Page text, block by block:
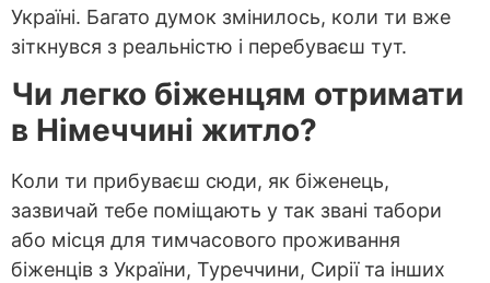
Україні. Багато думок змінилось, коли ти вже
зіткнувся з реальністю і перебуваєш тут.
Чи легко біженцям отримати
в Німеччині житло?
Коли ти прибуваєш сюди, як біженець,
зазвичай тебе поміщають у так звані табори
або місця для тимчасового проживання
біженців з України, Туреччини, Сирії та інших